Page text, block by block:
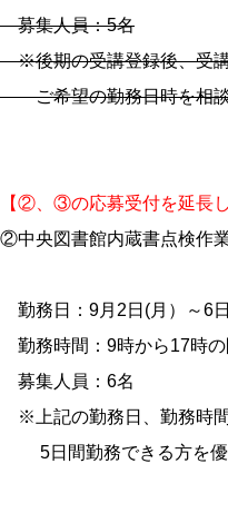
募集人員：5名
※後期の受講登録後、受講
ご希望の勤務日時を相談
【②、③の応募受付を延長し
②中央図書館内蔵書点検作
勤務日：9月2日(月）～6
勤務時間：9時から17時の
募集人員：6名
※上記の勤務日、勤務時間
5日間勤務できる方を優